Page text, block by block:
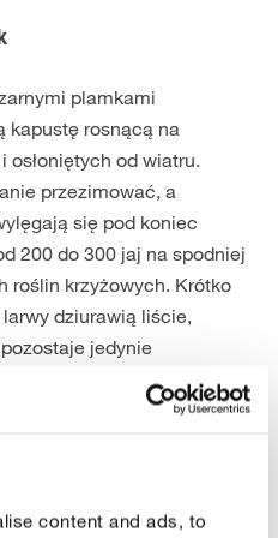
content and ads, to
plamkami
kapustę rosnącą na
osłoniętych od wiatru.
przezimować, a
się pod koniec
200 do 300 jaj na spodniej
roślin krzyżowych. Krótko
dziurawią liście,
jedynie
przez 3 do 4 tygodni, po
murach, drzewach i
poważne szkody. Po